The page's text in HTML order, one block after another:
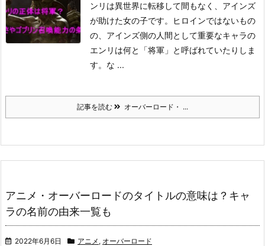
ンリは異世界に転移して間もなく、アインズ
が助けた女の子です。
ヒロインではないもの
の、アインズ側の人間として重要なキャラの
エンリは何と「将軍」と呼ばれていたりしま
す。 な ...
記事を読む オーバーロード・ ...
アニメ・オーバーロードのタイトルの意味は？キャ
ラの名前の由来一覧も
2022年6月6日 アニメ , オーバーロード